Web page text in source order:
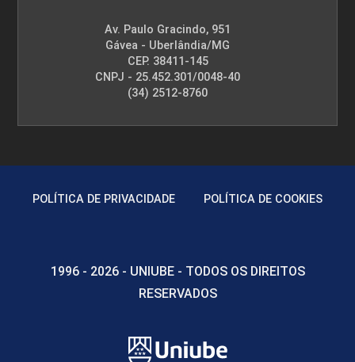
Av. Paulo Gracindo, 951
Gávea - Uberlândia/MG
CEP. 38411-145
CNPJ - 25.452.301/0048-40
(34) 2512-8760
POLÍTICA DE PRIVACIDADE POLÍTICA DE COOKIES
1996 - 2026 - UNIUBE - TODOS OS DIREITOS
RESERVADOS